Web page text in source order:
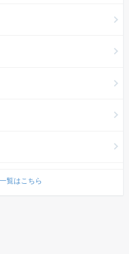
覧はこちら